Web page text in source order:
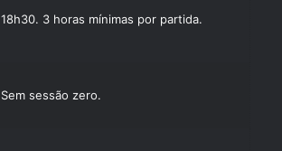
18h30. 3 horas mínimas por partida.
Sem sessão zero.